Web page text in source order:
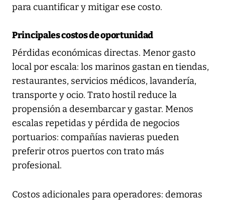
para cuantificar y mitigar ese costo.
Principales costos de oportunidad
Pérdidas económicas directas. Menor gasto
local por escala: los marinos gastan en tiendas,
restaurantes, servicios médicos, lavandería,
transporte y ocio. Trato hostil reduce la
propensión a desembarcar y gastar. Menos
escalas repetidas y pérdida de negocios
portuarios: compañías navieras pueden
preferir otros puertos con trato más
profesional.
Costos adicionales para operadores: demoras